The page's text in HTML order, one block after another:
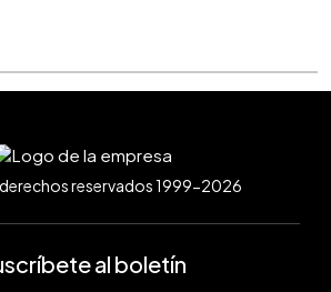
reservados 1999-2026
al boletín